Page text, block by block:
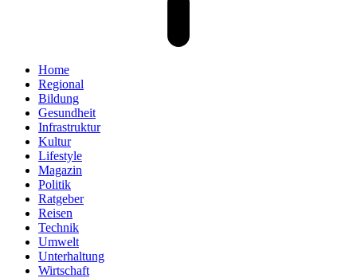
Home
Regional
Bildung
Gesundheit
Infrastruktur
Kultur
Lifestyle
Magazin
Politik
Ratgeber
Reisen
Technik
Umwelt
Unterhaltung
Wirtschaft